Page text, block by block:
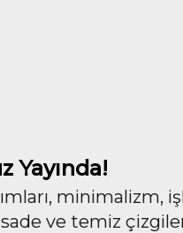
Yayında!
minimalizm,
ve temiz